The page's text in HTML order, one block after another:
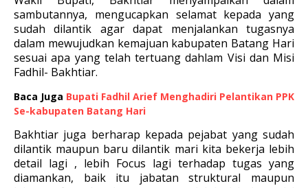
sambutannya, mengucapkan selamat kepada yang
sudah dilantik agar dapat menjalankan tugasnya
dalam mewujudkan kemajuan kabupaten Batang Hari
sesuai apa yang telah tertuang dahlam Visi dan Misi
Fadhil- Bakhtiar.
Baca Juga Bupati Fadhil Arief Menghadiri Pelantikan PPK
Se-kabupaten Batang Hari
Bakhtiar juga berharap kepada pejabat yang sudah
dilantik maupun baru dilantik mari kita bekerja lebih
detail lagi , lebih Focus lagi terhadap tugas yang
diamankan, baik itu jabatan struktural maupun